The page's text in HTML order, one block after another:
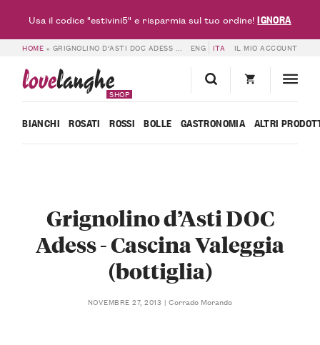
HOME » GRIGNOLINO D’ASTI DOC ADESS – CASCINA VALEGGIA (BOTTIGLIA) ENG ITA IL MIO ACCOUNT
lovelanghe
SHOP
BIANCHI ROSATI ROSSI BOLLE GASTRONOMIA ALTRI
Grignolino d’Asti DOC
Adess - Cascina Valeggia
(bottiglia)
NOVEMBRE 27, 2013 Corrado Morando
Usa il codice "estivini5" e risparmia sul tuo ordine!IGNORA